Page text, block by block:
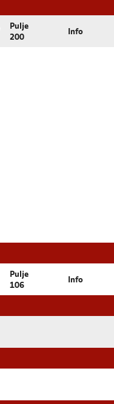
Pulje
200
Info
Pulje
106
Info